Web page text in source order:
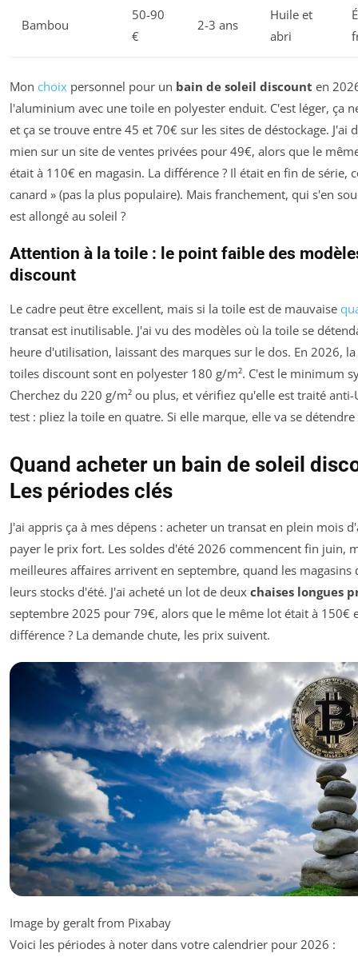
Bambou
50-90
€
2-3 ans
Huile et
abri
Mon choix personnel pour un bain de soleil discount en
l'aluminium avec une toile en polyester enduit. C'est léger, ça
et ça se trouve entre 45 et 70€ sur les sites de déstockage. J'ai
mien sur un site de ventes privées pour 49€, alors que le
était à 110€ en magasin. La différence ? Il était en fin de série,
canard » (pas la plus populaire). Mais franchement, qui s'en
est allongé au soleil ?
Attention à la toile : le point faible des
discount
Le cadre peut être excellent, mais si la toile est de mauvaise
transat est inutilisable. J'ai vu des modèles où la toile se
heure d'utilisation, laissant des marques sur le dos. En 2026,
toiles discount sont en polyester 180 g/m². C'est le minimum
Cherchez du 220 g/m² ou plus, et vérifiez qu'elle est traité
test : pliez la toile en quatre. Si elle marque, elle va se
Quand acheter un bain de soleil
Les périodes clés
J'ai appris ça à mes dépens : acheter un transat en plein mois
payer le prix fort. Les soldes d'été 2026 commencent fin juin,
meilleures affaires arrivent en septembre, quand les magasins
leurs stocks d'été. J'ai acheté un lot de deux chaises longues
septembre 2025 pour 79€, alors que le même lot était à 150€
différence ? La demande chute, les prix suivent.
Image by geralt from Pixabay
Voici les périodes à noter dans votre calendrier pour 2026 :